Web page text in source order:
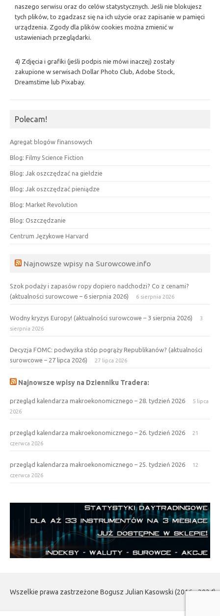
naszego serwisu oraz do celów statystycznych. Jeśli nie blokujesz
tych plików, to zgadzasz się na ich użycie oraz zapisanie w pamięci
urządzenia. Zgody dla plików cookies można zmienić w
ustawieniach przeglądarki.
4) Zdjęcia i grafiki (jeśli podpis nie mówi inaczej) zostały
zakupione w serwisach Dollar Photo Club, Adobe Stock,
Dreamstime lub Pixabay.
Polecam!
Agregat blogów finansowych
Blog: Filmy Science Fiction
Blog: Jak oszczędzać na giełdzie
Blog: Jak oszczędzać pieniądze
Blog: Market Revolution
Blog: Oszczędzanie
Centrum Językowe Harvard
Najnowsze wpisy na Surowcowe.info
Szok podaży i zapasów ropy dopiero nadchodzi? Co z cenami?
(aktualności surowcowe – 6 sierpnia 2026)
6 sierpnia 2026
Wodny kryzys Europy! (aktualności surowcowe – 3 sierpnia 2026)
3
sierpnia 2026
Decyzja FOMC: podwyżka stóp pogrąży Republikanów? (aktualności
surowcowe – 27 lipca 2026)
27 lipca 2026
Najnowsze wpisy na Dzienniku Tradera:
przegląd kalendarza makroekonomicznego – 28. tydzień 2026
5 lipca
2026
przegląd kalendarza makroekonomicznego – 26. tydzień 2026
21
czerwca 2026
przegląd kalendarza makroekonomicznego – 25. tydzień 2026
12
czerwca 2026
Wszelkie prawa zastrzeżone Bogusz Julian Kasowski (2016 - 2024)